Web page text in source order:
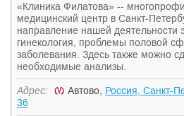
«Клиника Филатова» --
медицинский центр в Санкт-
направление нашей деятельности
гинекология, проблемы половой
заболевания. Здесь также можно
необходимые анализы.
Адрес: Автово, Россия, Санкт-
36